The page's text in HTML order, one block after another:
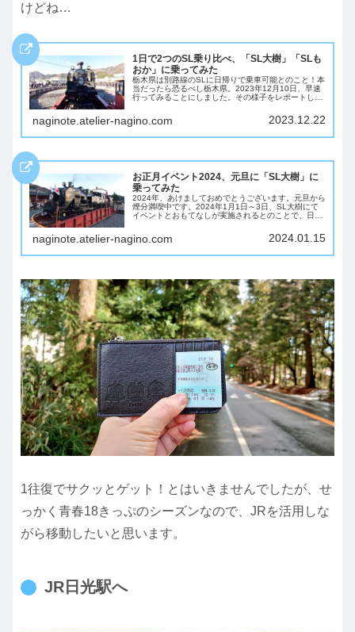
けどね…
1日で2つのSL乗り比べ、「SL大樹」「SLも
おか」に乗ってみた
栃木県は別路線のSLに日帰りで乗車可能とのこと！本
当だったら恐るべし栃木県。2023年12月10日、早速
行ってみることにしました。その様子をレポートしま
ごんで1時間30分。下今市駅に着きました...
naginote.atelier-nagino.com 2023.12.22
お正月イベント2024、元旦に「SL大樹」に
乗ってみた
2024年、あけましておめでとうございます。元旦から
煙分満喫中です。2024年1月1日～3日、SL大樹にて
イベントとおもてなしが実施されるとのことで、日帰
下今市駅今日は「SL大樹ふたら」号に乗...
naginote.atelier-nagino.com 2024.01.15
1往復でサクッとゲット！とはいきませんでしたが、せ
っかく青春18きっぷのシーズンなので、JRを活用しな
がら移動したいと思います。
JR日光駅へ